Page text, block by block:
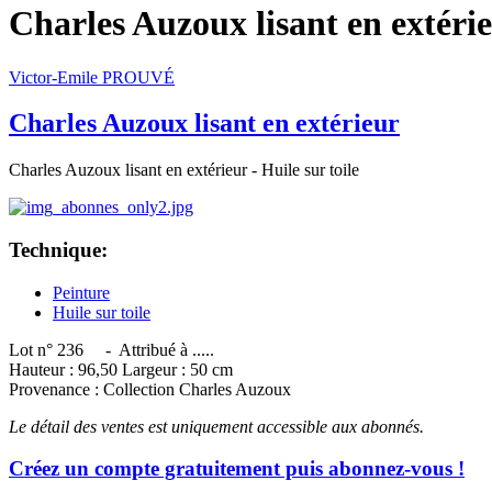
Charles Auzoux lisant en
Victor-Emile PROUVÉ
Charles Auzoux lisant en extérieur
Charles Auzoux lisant en extérieur - Huile sur toile
Technique:
Peinture
Huile sur toile
Lot n° 236 - Attribué à .....
Hauteur : 96,50 Largeur : 50 cm
Provenance : Collection Charles Auzoux
Le détail des ventes est uniquement accessible aux abonnés.
Créez un compte gratuitement puis abonnez-vous !